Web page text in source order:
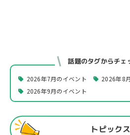
話題のタグからチェ
2026年7月のイベント
2026年8
2026年9月のイベント
トピックス